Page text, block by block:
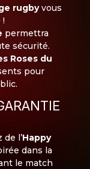
rugbyvous
permettra
sécurité.
Roses du
pour
l’Happy
dans la
le match